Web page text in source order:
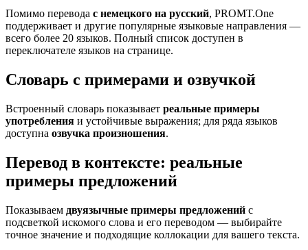
Помимо перевода с немецкого на русский, PROMT.One
поддерживает и другие популярные языковые направления —
всего более 20 языков. Полный список доступен в
переключателе языков на странице.
Словарь с примерами и озвучкой
Встроенный словарь показывает реальные примеры
употребления и устойчивые выражения; для ряда языков
доступна озвучка произношения.
Перевод в контексте: реальные
примеры предложений
Показываем двуязычные примеры предложений с
подсветкой искомого слова и его переводом — выбирайте
точное значение и подходящие коллокации для вашего текста.